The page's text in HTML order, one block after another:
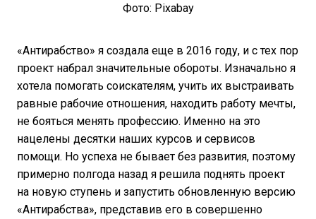
Фото: Pixabay
«Антирабство» я создала еще в 2016 году, и с тех пор
проект набрал значительные обороты. Изначально я
хотела помогать соискателям, учить их выстраивать
равные рабочие отношения, находить работу мечты,
не бояться менять профессию. Именно на это
нацелены десятки наших курсов и сервисов
помощи. Но успеха не бывает без развития, поэтому
примерно полгода назад я решила поднять проект
на новую ступень и запустить обновленную версию
«Антирабства», представив его в совершенно